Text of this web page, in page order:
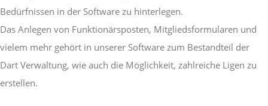
Bedürfnissen in der Software zu hinterlegen.
Das Anlegen von Funktionärsposten, Mitgliedsformularen und
vielem mehr gehört in unserer Software zum Bestandteil der
Dart Verwaltung, wie auch die Möglichkeit, zahlreiche Ligen zu
erstellen.